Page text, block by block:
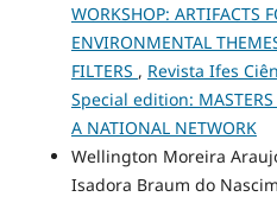
WORKSHOP: ARTIFACTS
ENVIRONMENTAL
FILTERS , Revista Ifes
Special edition:
A NATIONAL NETWORK
Wellington Moreira
Isadora Braum do